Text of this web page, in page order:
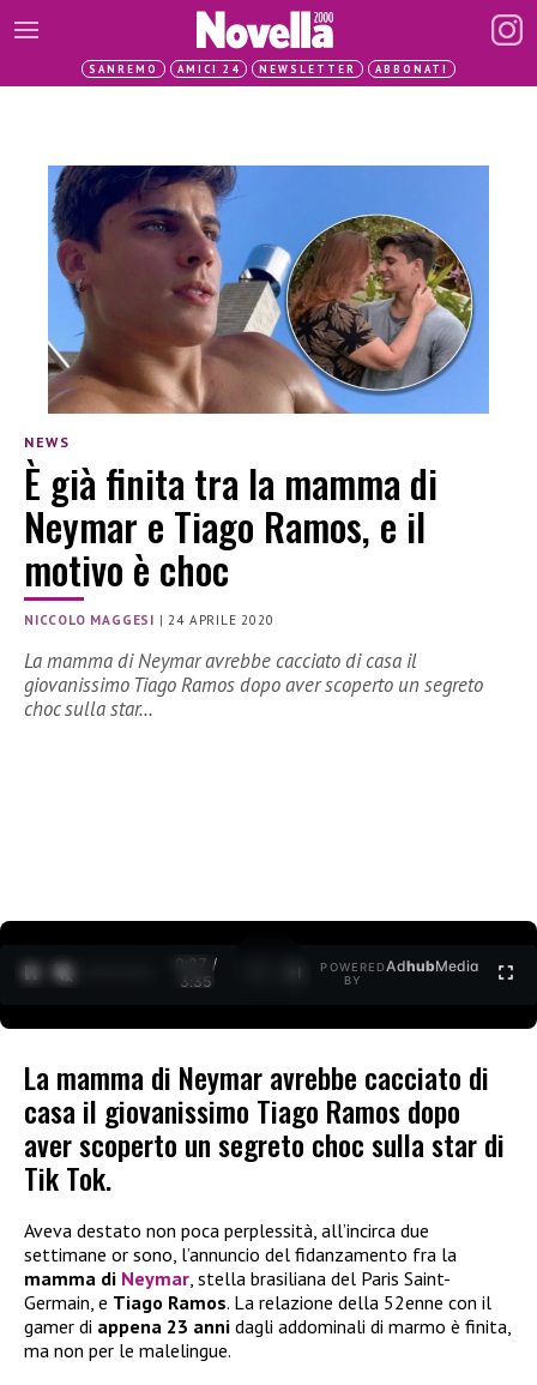
SANREMO AMICI 24 NEWSLETTER ABBONATI
NEWS
È già finita tra la mamma di
Neymar e Tiago Ramos, e il
motivo è choc
NICCOLO MAGGESI |24 APRILE 2020
La mamma di Neymar avrebbe cacciato di casa il
giovanissimo Tiago Ramos dopo aver scoperto un segreto
choc sulla star…
0:27 /
3:35
POWERED
BY
AdhubMedia
La mamma di Neymar avrebbe cacciato di
casa il giovanissimo Tiago Ramos dopo
aver scoperto un segreto choc sulla star di
Tik Tok.
Aveva destato non poca perplessità, all’incirca due
settimane or sono, l’annuncio del fidanzamento fra la
mamma di Neymar, stella brasiliana del Paris Saint-
Germain, e Tiago Ramos. La relazione della 52enne con il
gamer di appena 23 anni dagli addominali di marmo è finita,
ma non per le malelingue.